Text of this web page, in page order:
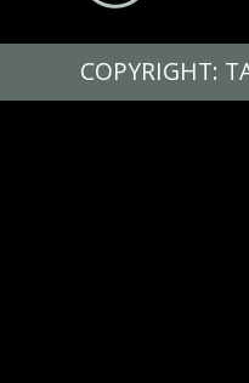
COPYRIGHT: